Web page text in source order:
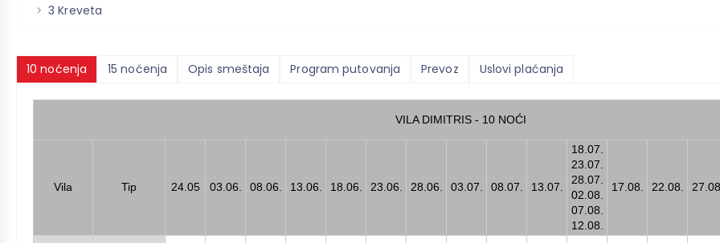
3 Kreveta
10 noćenja 15 noćenja Opis smeštaja Program putovanja Prevoz Uslovi plaćanja
VILA DIMITRIS - 10 NOĆI
Vila Tip 24.05 03.06. 08.06. 13.06. 18.06. 23.06. 28.06. 03.07. 08.07. 13.07.
18.07.
23.07.
28.07.
02.08.
07.08.
12.08.
17.08. 22.08. 27.08.